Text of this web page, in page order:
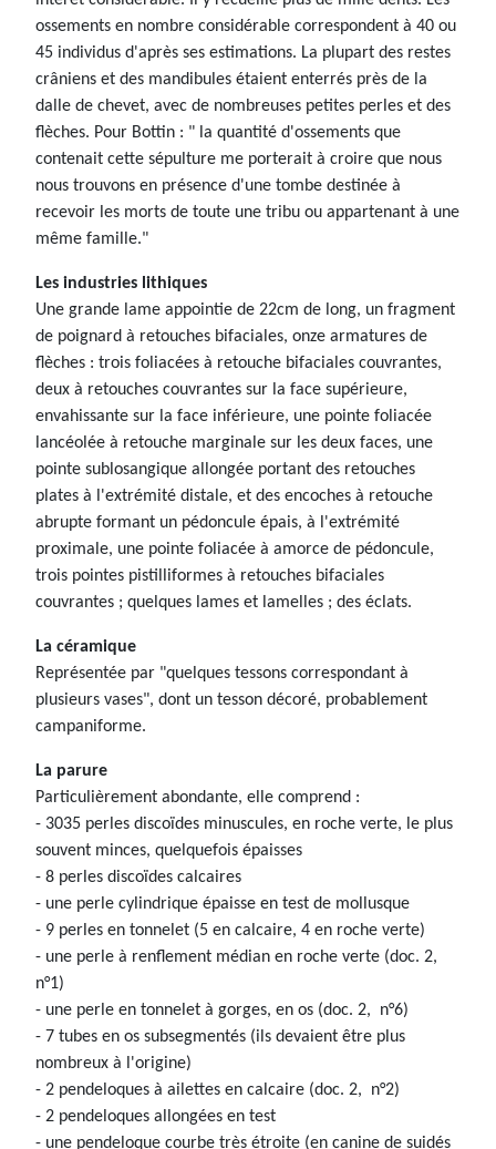
ossements en nombre considérable correspondent à 40 ou
45 individus d'après ses estimations. La plupart des restes
crâniens et des mandibules étaient enterrés près de la
dalle de chevet, avec de nombreuses petites perles et des
flèches. Pour Bottin : " la quantité d'ossements que
contenait cette sépulture me porterait à croire que nous
nous trouvons en présence d'une tombe destinée à
recevoir les morts de toute une tribu ou appartenant à une
même famille."
Les industries lithiques
Une grande lame appointie de 22cm de long, un fragment
de poignard à retouches bifaciales, onze armatures de
flèches : trois foliacées à retouche bifaciales couvrantes,
deux à retouches couvrantes sur la face supérieure,
envahissante sur la face inférieure, une pointe foliacée
lancéolée à retouche marginale sur les deux faces, une
pointe sublosangique allongée portant des retouches
plates à l'extrémité distale, et des encoches à retouche
abrupte formant un pédoncule épais, à l'extrémité
proximale, une pointe foliacée à amorce de pédoncule,
trois pointes pistilliformes à retouches bifaciales
couvrantes ; quelques lames et lamelles ; des éclats.
La céramique
Représentée par "quelques tessons correspondant à
plusieurs vases", dont un tesson décoré, probablement
campaniforme.
La parure
Particulièrement abondante, elle comprend :
- 3035 perles discoïdes minuscules, en roche verte, le plus
souvent minces, quelquefois épaisses
- 8 perles discoïdes calcaires
- une perle cylindrique épaisse en test de mollusque
- 9 perles en tonnelet (5 en calcaire, 4 en roche verte)
- une perle à renflement médian en roche verte (doc. 2,
n°1)
- une perle en tonnelet à gorges, en os (doc. 2, n°6)
- 7 tubes en os subsegmentés (ils devaient être plus
nombreux à l'origine)
- 2 pendeloques à ailettes en calcaire (doc. 2, n°2)
- 2 pendeloques allongées en test
- une pendeloque courbe très étroite (en canine de suidés